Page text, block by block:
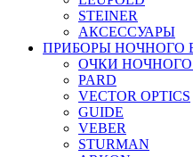
STEINER
АКСЕССУАРЫ
ПРИБОРЫ НОЧНОГО
ОЧКИ
PARD
VECTOR OPTICS
GUIDE
VEBER
STURMAN